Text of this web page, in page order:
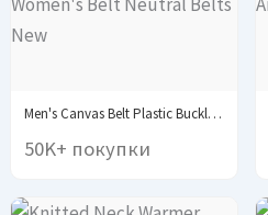
Men's Canvas Belt Plastic Buckle Metal-Free Tactical Waist...
50K+ покупки